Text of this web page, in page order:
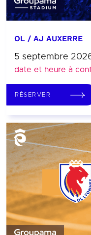
OL / AJ AUXERRE
5 septembre
date et heure à
RÉSERVER